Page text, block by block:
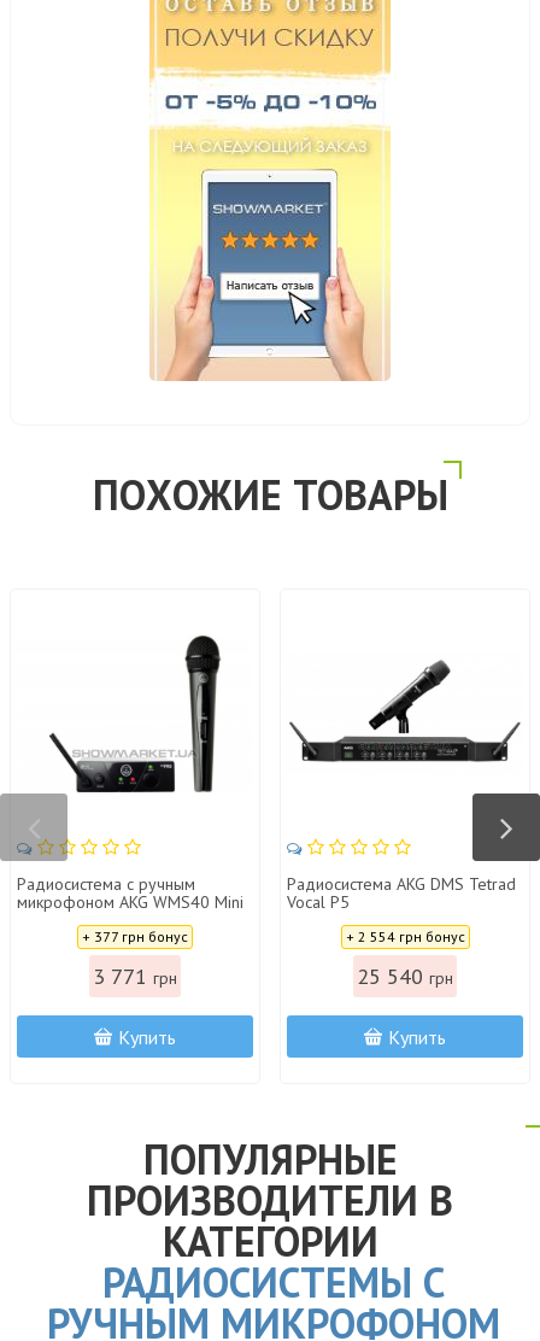
ПОХОЖИЕ ТОВАРЫ
Радиосистема с ручным
микрофоном AKG WMS40 Mini
Vocal Set BD ISM1
+ 377 грн бонус
3 771 грн
Купить
Радиосистема AKG DMS Tetrad
Vocal P5
+ 2 554 грн бонус
25 540 грн
Купить
ПОПУЛЯРНЫЕ
ПРОИЗВОДИТЕЛИ В
КАТЕГОРИИ
РАДИОСИСТЕМЫ С
РУЧНЫМ МИКРОФОНОМ